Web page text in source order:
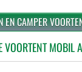
CAMPER
VOORTENT